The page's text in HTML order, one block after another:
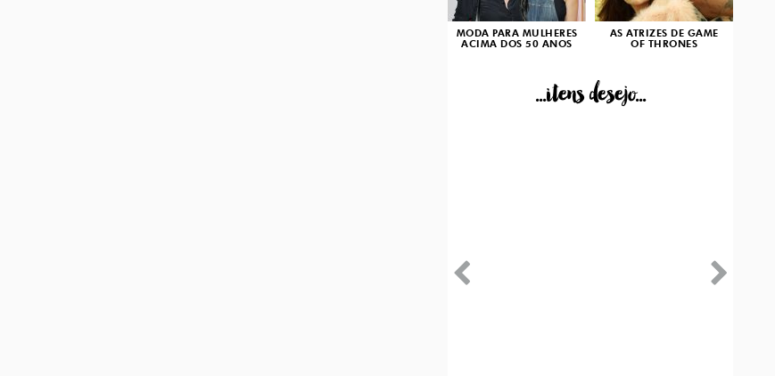
MODA PARA MULHERES
ACIMA DOS 50 ANOS
AS ATRIZES DE GAME
OF THRONES
...itens desejo...